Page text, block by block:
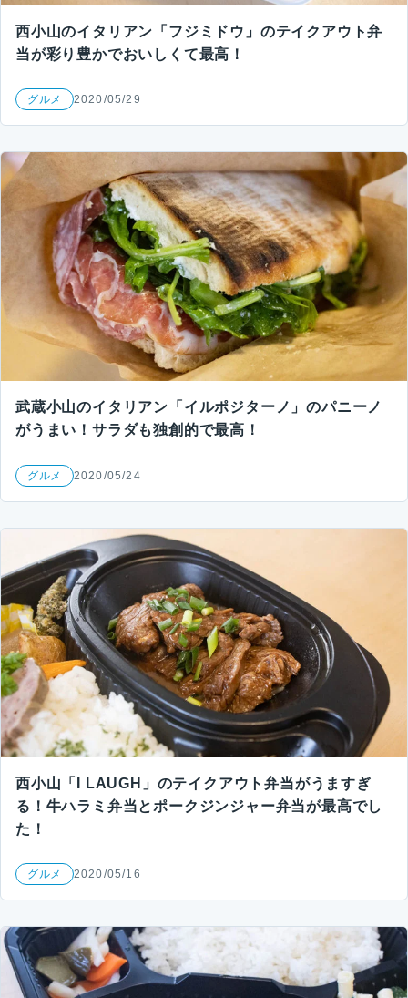
西小山のイタリアン「フジミドウ」のテイクアウト弁
当が彩り豊かでおいしくて最高！
グルメ 2020/05/29
武蔵小山のイタリアン「イルポジターノ」のパニーノ
がうまい！サラダも独創的で最高！
グルメ 2020/05/24
西小山「I LAUGH」のテイクアウト弁当がうますぎ
る！牛ハラミ弁当とポークジンジャー弁当が最高でし
た！
グルメ 2020/05/16